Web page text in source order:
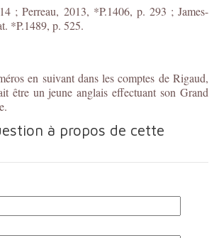
; Perreau, 2013, *P.1406, p. 293 ; James-
*P.1489, p. 525.
en suivant dans les comptes de Rigaud,
être un jeune anglais effectuant son Grand
à propos de cette